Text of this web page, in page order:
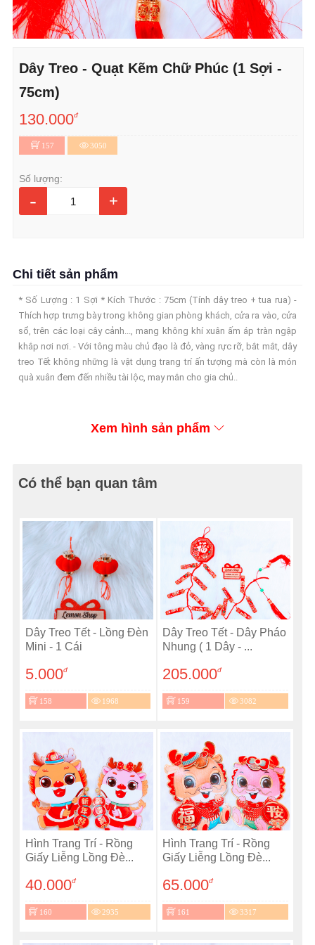
Dây Treo - Quạt Kẽm Chữ Phúc (1 Sợi -
75cm)
130.000đ
157 3050
Số lượng:
- +
Chi tiết sản phẩm
* Số Lượng : 1 Sợi * Kích Thước : 75cm (Tính dây treo + tua rua) -
Thích hợp trưng bày trong không gian phòng khách, cửa ra vào, cửa
sổ, trên các loại cây cảnh..., mang không khí xuân ấm áp tràn ngập
khắp nơi nơi. - Với tông màu chủ đạo là đỏ, vàng rực rỡ, bắt mắt, dây
treo Tết không những là vật dụng trang trí ấn tượng mà còn là món
quà xuân đem đến nhiều tài lộc, may mắn cho gia chủ..
Xem hình sản phẩm
Có thể bạn quan tâm
Dây Treo Tết - Lồng Đèn
Mini - 1 Cái
5.000đ
158 1968
Dây Treo Tết - Dây Pháo
Nhung ( 1 Dây - ...
205.000đ
159 3082
Hình Trang Trí - Rồng
Giấy Liễng Lồng Đè...
40.000đ
160 2935
Hình Trang Trí - Rồng
Giấy Liễng Lồng Đè...
65.000đ
161 3317